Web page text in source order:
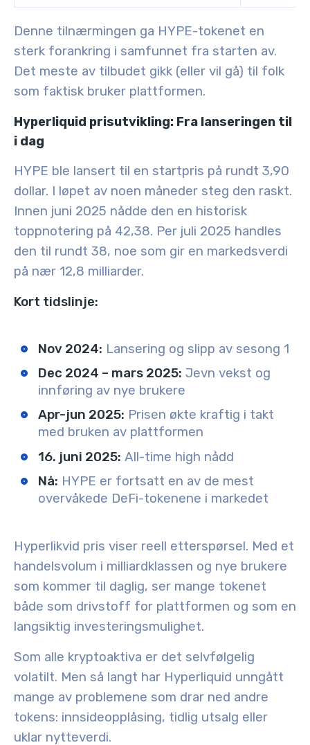
Denne tilnærmingen ga HYPE-tokenet en
sterk forankring i samfunnet fra starten av.
Det meste av tilbudet gikk (eller vil gå) til folk
som faktisk bruker plattformen.
Hyperliquid prisutvikling: Fra lanseringen til
i dag
HYPE ble lansert til en startpris på rundt 3,90
dollar. I løpet av noen måneder steg den raskt.
Innen juni 2025 nådde den en historisk
toppnotering på 42,38. Per juli 2025 handles
den til rundt 38, noe som gir en markedsverdi
på nær 12,8 milliarder.
Kort tidslinje:
Nov 2024: Lansering og slipp av sesong 1
Dec 2024 – mars 2025: Jevn vekst og
innføring av nye brukere
Apr-jun 2025: Prisen økte kraftig i takt
med bruken av plattformen
16. juni 2025: All-time high nådd
Nå: HYPE er fortsatt en av de mest
overvåkede DeFi-tokenene i markedet
Hyperlikvid pris viser reell etterspørsel. Med et
handelsvolum i milliardklassen og nye brukere
som kommer til daglig, ser mange tokenet
både som drivstoff for plattformen og som en
langsiktig investeringsmulighet.
Som alle kryptoaktiva er det selvfølgelig
volatilt. Men så langt har Hyperliquid unngått
mange av problemene som drar ned andre
tokens: innsideopplåsing, tidlig utsalg eller
uklar nytteverdi.